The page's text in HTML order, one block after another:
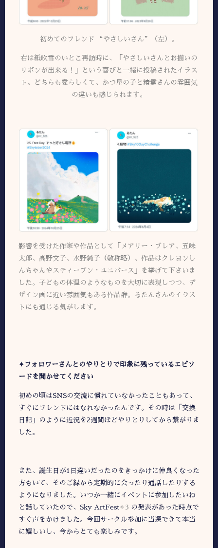
初めてのフレンド “やさしいさん”（左）。
右は紙吹雪のいとこ再訪時に、「やさしいさんとお揃いの
リボンが出来る！」という喜びと一緒に投稿されたイラス
ト。
どちらも愛らしくて、かつ星の子と精霊さんの雰囲気
の違いも感じられます。
影響を受けた作家や作品として「メアリー・ブレア、五味
太郎、高野文子、水野純子（敬称略）、作品はクレヨンし
んちゃんやスティーブン・ユニバース」を挙げて下さいま
した。子どもの体温のようなものを大切に表現しつつ、デ
ザイン画に近い雰囲気もある作品群。るたんさんのイラス
トにも通じる気がします。
✦フォロワーさんとのやりとりで印象に残っているエピソ
ードを聞かせてください
初めの頃はSNSの交流に慣れていなかったこともあって、
すぐにフレンドにはなれなかったんです。その時は「交換
日記」のように近況を2週間ほどやりとりしてから繋がりま
した。
また、誕生日が1日違いだったのをきっかけに仲良くなった
方もいて、そのご縁から定期的に会ったり通話したりする
ようになりました。いつか一緒にイベントに参加したいね
と話していたので、Sky ArtFest✧3 の発表があった時点で
すぐ声をかけました。今回サークル参加に当選できて本当
に嬉しいし、今からとても楽しみです。